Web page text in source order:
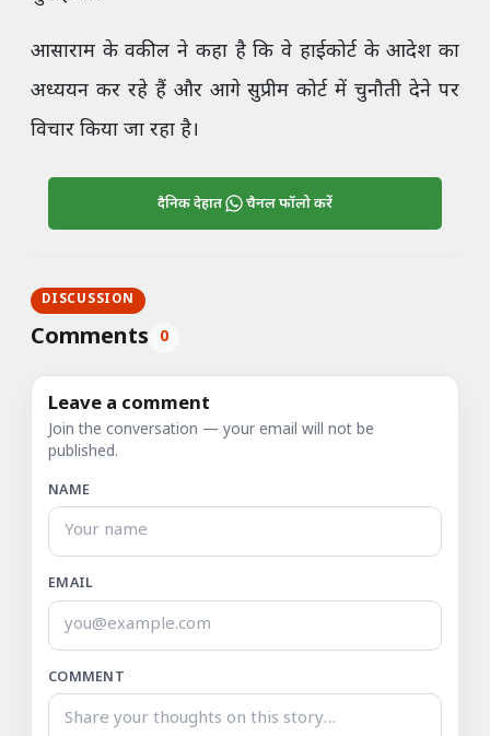
आसाराम के वकील ने कहा है कि वे हाईकोर्ट के आदेश का
अध्ययन कर रहे हैं और आगे सुप्रीम कोर्ट में चुनौती देने पर
विचार किया जा रहा है।
दैनिक देहात चैनल फॉलो करें
DISCUSSION
Comments 0
Leave a comment
Join the conversation — your email will not be
published.
NAME
EMAIL
COMMENT